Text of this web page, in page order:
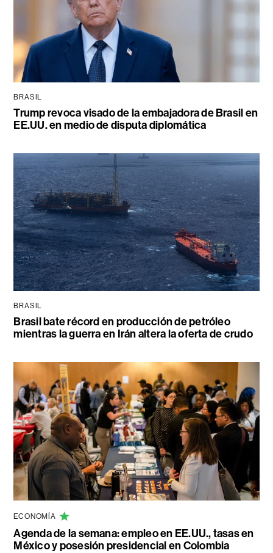
BRASIL
Trump revoca visado de la embajadora de Brasil en
EE.UU. en medio de disputa diplomática
BRASIL
Brasil bate récord en producción de petróleo
mientras la guerra en Irán altera la oferta de crudo
ECONOMÍA
Agenda de la semana: empleo en EE.UU., tasas en
México y posesión presidencial en Colombia